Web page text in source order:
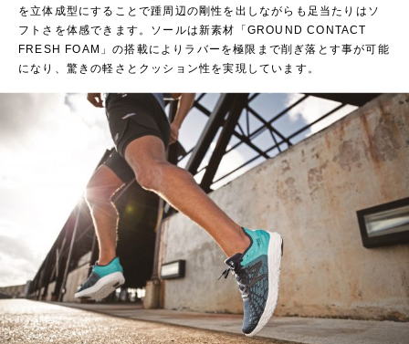
を立体成型にすることで踵周辺の剛性を出しながらも足当たりはソ
フトさを体感できます。ソールは新素材「GROUND CONTACT
FRESH FOAM」の搭載によりラバーを極限まで削ぎ落とす事が可能
になり、驚きの軽さとクッション性を実現しています。